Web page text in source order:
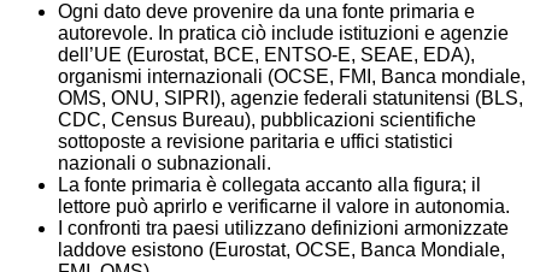
Ogni dato deve provenire da una fonte primaria e
autorevole. In pratica ciò include istituzioni e agenzie
dell’UE (Eurostat, BCE, ENTSO-E, SEAE, EDA),
organismi internazionali (OCSE, FMI, Banca mondiale,
OMS, ONU, SIPRI), agenzie federali statunitensi (BLS,
CDC, Census Bureau), pubblicazioni scientifiche
sottoposte a revisione paritaria e uffici statistici
nazionali o subnazionali.
La fonte primaria è collegata accanto alla figura; il
lettore può aprirlo e verificarne il valore in autonomia.
I confronti tra paesi utilizzano definizioni armonizzate
laddove esistono (Eurostat, OCSE, Banca Mondiale,